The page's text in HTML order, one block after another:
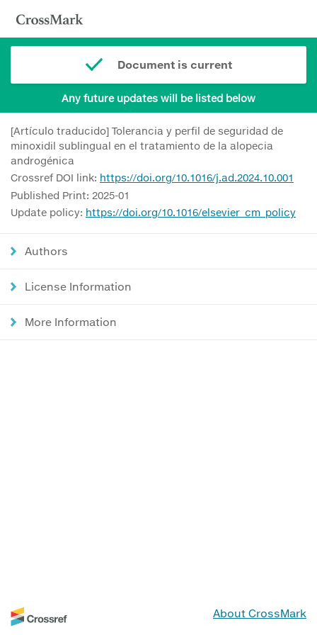
Document is current
Any future updates will be listed below
[Artículo traducido] Tolerancia y perfil de seguridad de
minoxidil sublingual en el tratamiento de la alopecia
androgénica
Crossref DOI link: https://doi.org/10.1016/j.ad.2024.10.001
Published Print: 2025-01
Update policy: https://doi.org/10.1016/elsevier_cm_policy
Authors
License Information
More Information
About CrossMark